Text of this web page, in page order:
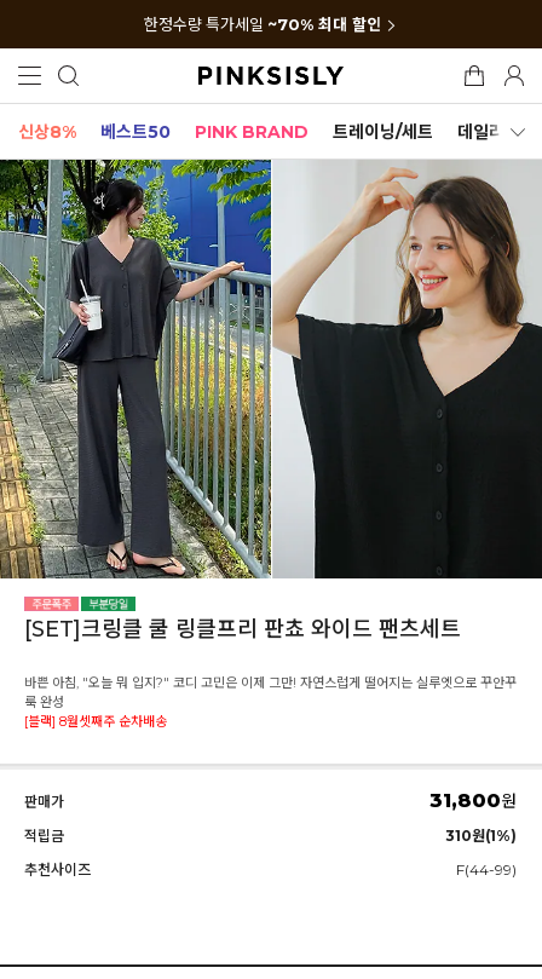
한정수량 특가세일 ~70% 최대 할인
신상8% 베스트50 PINK BRAND 트레이닝/세트 데일리세트
[SET]크링클 쿨 링클프리 판쵸 와이드 팬츠세트
바쁜 아침, "오늘 뭐 입지?" 코디 고민은 이제 그만! 자연스럽게 떨어지는 실루엣으로 꾸안꾸
룩 완성
[블랙] 8월셋째주 순차배송
판매가 31,800원
적립금
310원(1%)
추천사이즈
F(44-99)